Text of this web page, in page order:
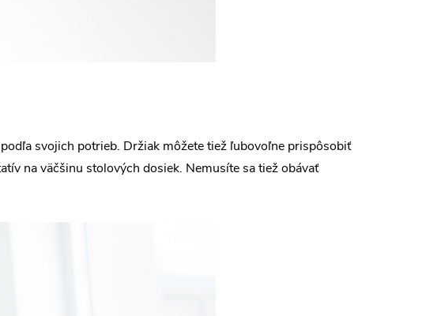
svojich potrieb. Držiak môžete tiež ľubovoľne prispôsobiť
na väčšinu stolových dosiek. Nemusíte sa tiež obávať